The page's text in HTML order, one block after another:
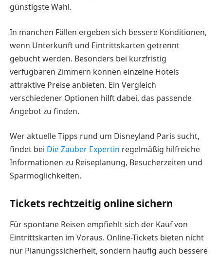
günstigste Wahl.
In manchen Fällen ergeben sich bessere Konditionen,
wenn Unterkunft und Eintrittskarten getrennt
gebucht werden. Besonders bei kurzfristig
verfügbaren Zimmern können einzelne Hotels
attraktive Preise anbieten. Ein Vergleich
verschiedener Optionen hilft dabei, das passende
Angebot zu finden.
Wer aktuelle Tipps rund um Disneyland Paris sucht,
findet bei Die Zauber Expertin regelmäßig hilfreiche
Informationen zu Reiseplanung, Besucherzeiten und
Sparmöglichkeiten.
Tickets rechtzeitig online sichern
Für spontane Reisen empfiehlt sich der Kauf von
Eintrittskarten im Voraus. Online-Tickets bieten nicht
nur Planungssicherheit, sondern häufig auch bessere